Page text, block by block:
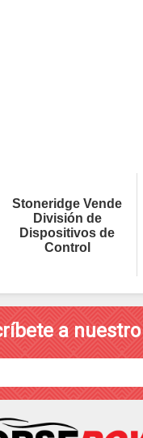
Stoneridge Vende
División de
Dispositivos de
Control
a